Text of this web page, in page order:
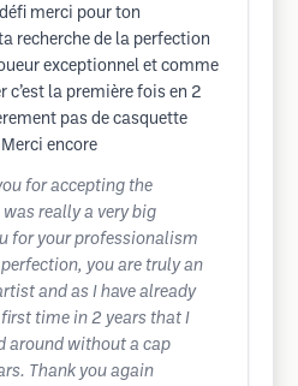
merci pour ton
recherche de la perfection
exceptionnel et comme
c’est la première fois en 2
pas de casquette
encore
for accepting the
really a very big
for your professionalism
you are truly an
and as I have already
time in 2 years that I
around without a cap
Thank you again